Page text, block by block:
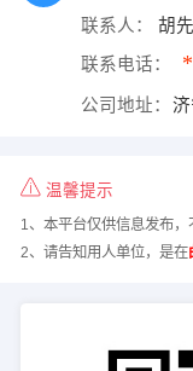
联系人： 胡
联系电话：
公司地址：
温馨提示
1、本平台仅供信息发布，
2、请告知用人单位，是在